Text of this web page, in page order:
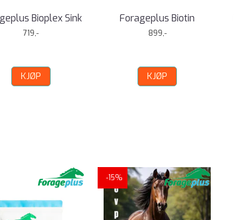
Bioplex Sink
719,-
KJØP
Forageplus Biotin
899,-
KJØP
-15%